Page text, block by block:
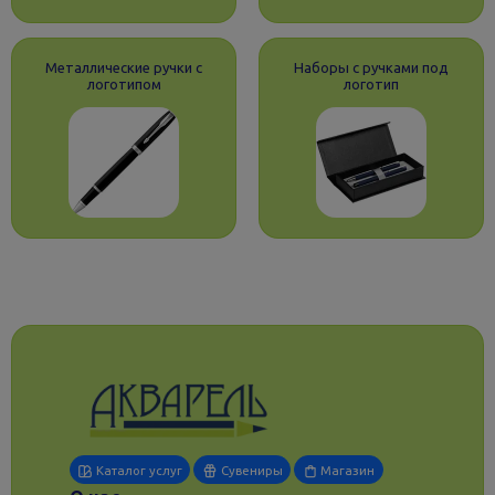
Металлические ручки с
логотипом
Наборы с ручками под
логотип
Каталог услуг Сувениры Магазин